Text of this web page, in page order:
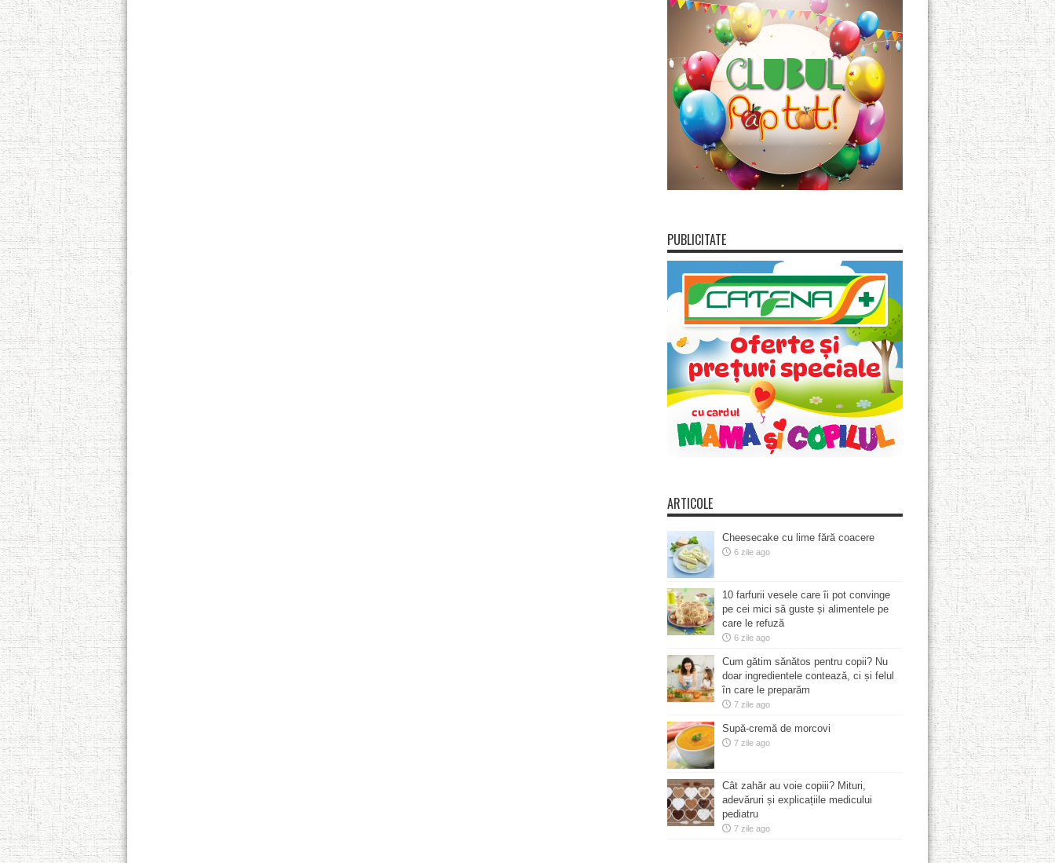
PUBLICITATE
ARTICOLE
Cheesecake cu lime fără coacere
6 zile ago
10 farfurii vesele care îi pot convinge
pe cei mici să guste și alimentele pe
care le refuză
6 zile ago
Cum gătim sănătos pentru copii? Nu
doar ingredientele contează, ci și felul
în care le preparăm
7 zile ago
Supă-cremă de morcovi
7 zile ago
Cât zahăr au voie copiii? Mituri,
adevăruri și explicațiile medicului
pediatru
7 zile ago